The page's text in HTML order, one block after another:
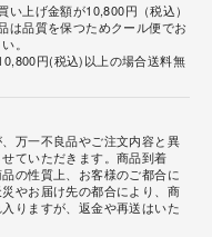
上げ金額が10,800円（税込）
は品質を保つためクール便でお
。
円(税込)以上の場合送料無
万一不良品やご注文内容と異
ていただきます。商品到着
の性質上、お客様のご都合に
やお届け先の都合により、商
りますが、返金や再送はいた